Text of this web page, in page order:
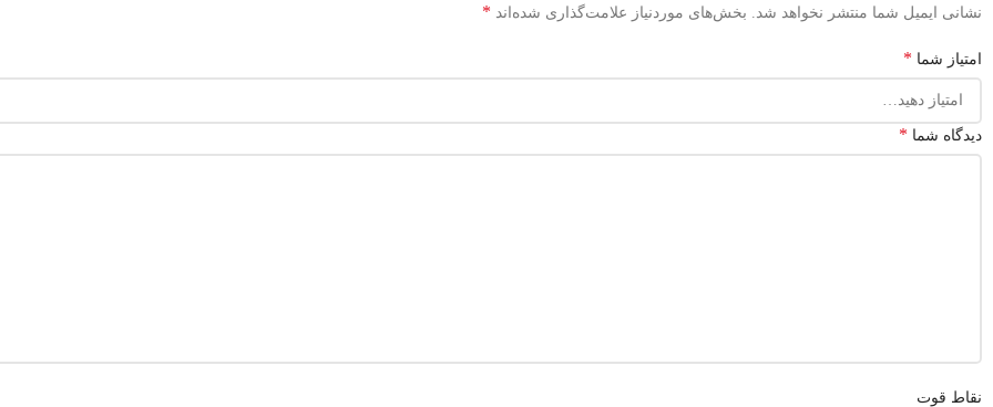
نشانی ایمیل شما منتشر نخواهد شد. بخش‌های موردنیاز علامت‌گذاری شده‌اند *
امتیاز شما *
دیدگاه شما *
نقاط قوت